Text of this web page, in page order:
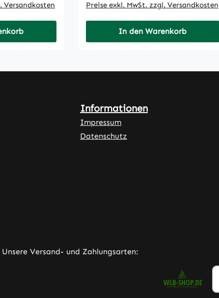
Versandkosten Preise exkl. MwSt. zzgl. Versandkosten
In den Warenkorb
Link)
Informationen
Impressum
Datenschutz
Unsere Versand- und Zahlungsarten: